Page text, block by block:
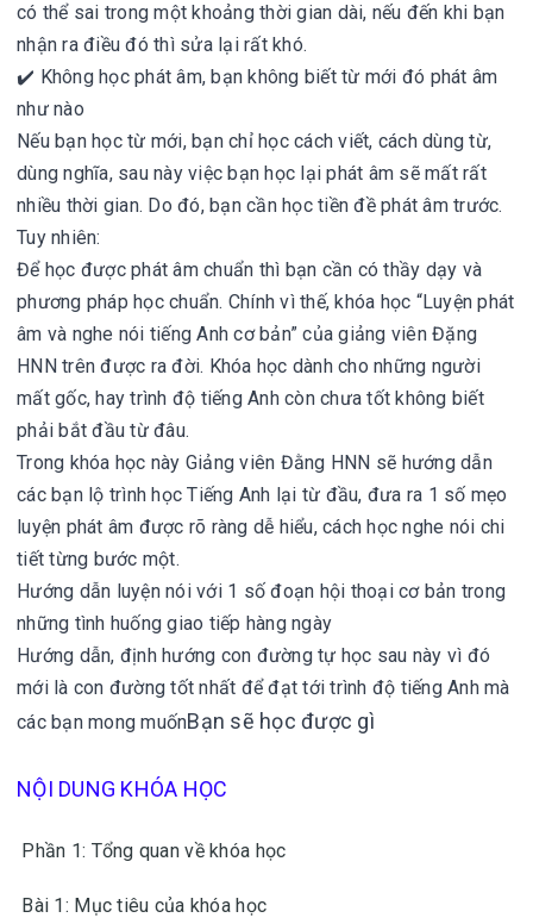
có thể sai trong một khoảng thời gian dài, nếu đến khi bạn
nhận ra điều đó thì sửa lại rất khó.
✔️ Không học phát âm, bạn không biết từ mới đó phát âm
như nào
Nếu bạn học từ mới, bạn chỉ học cách viết, cách dùng từ,
dùng nghĩa, sau này việc bạn học lại phát âm sẽ mất rất
nhiều thời gian. Do đó, bạn cần học tiền đề phát âm trước.
Tuy nhiên:
Để học được phát âm chuẩn thì bạn cần có thầy dạy và
phương pháp học chuẩn. Chính vì thế, khóa học “Luyện phát
âm và nghe nói tiếng Anh cơ bản” của giảng viên Đặng
HNN trên được ra đời. Khóa học dành cho những người
mất gốc, hay trình độ tiếng Anh còn chưa tốt không biết
phải bắt đầu từ đâu.
Trong khóa học này Giảng viên Đằng HNN sẽ hướng dẫn
các bạn lộ trình học Tiếng Anh lại từ đầu, đưa ra 1 số mẹo
luyện phát âm được rõ ràng dễ hiểu, cách học nghe nói chi
tiết từng bước một.
Hướng dẫn luyện nói với 1 số đoạn hội thoại cơ bản trong
những tình huống giao tiếp hàng ngày
Hướng dẫn, định hướng con đường tự học sau này vì đó
mới là con đường tốt nhất để đạt tới trình độ tiếng Anh mà
các bạn mong muốnBạn sẽ học được gì
NỘI DUNG KHÓA HỌC
Phần 1: Tổng quan về khóa học
Bài 1: Mục tiêu của khóa học